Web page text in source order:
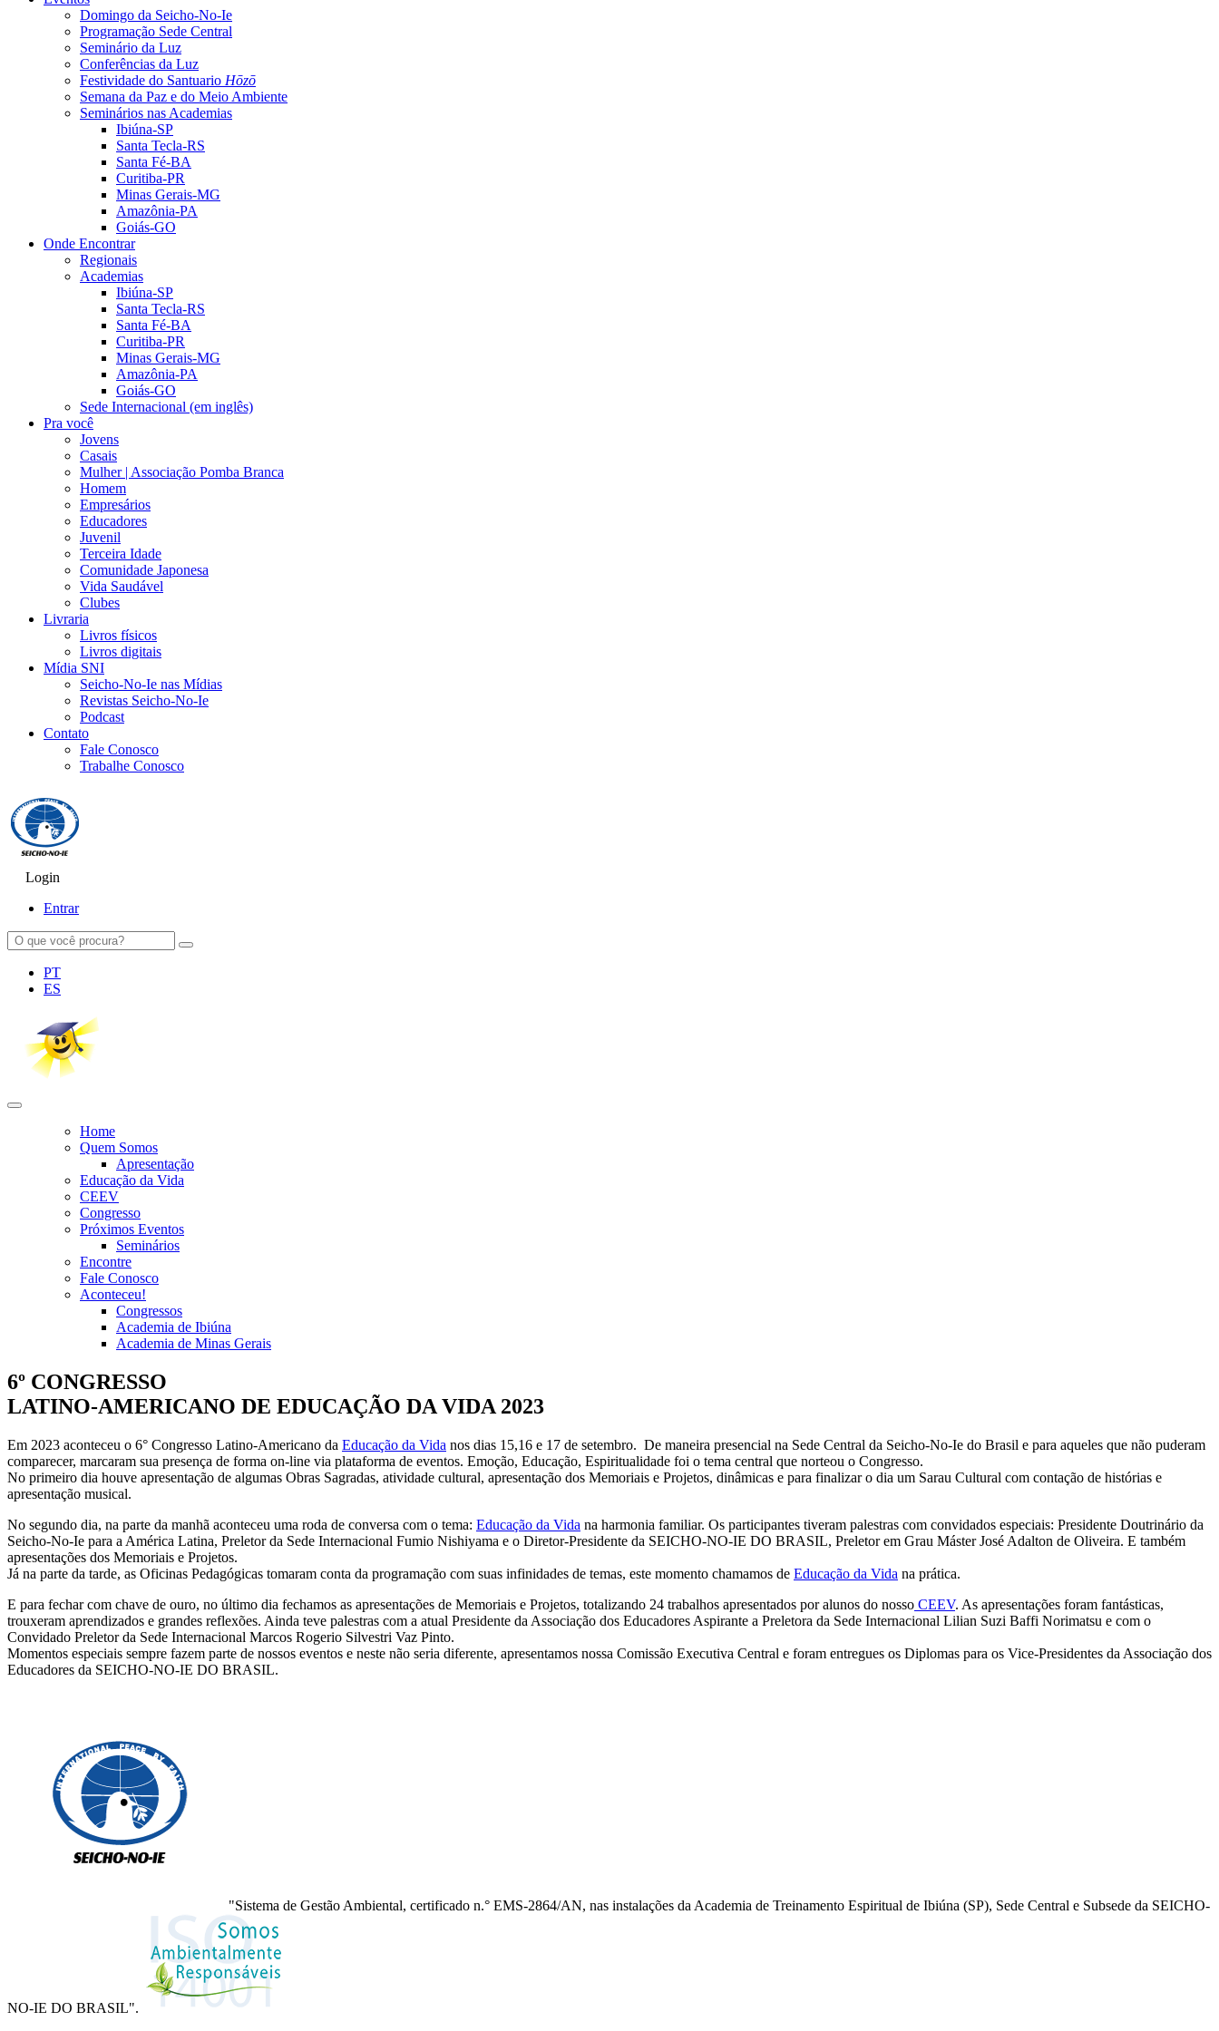
Domingo da Seicho-No-Ie
Programação Sede Central
Seminário da Luz
Conferências da Luz
Festividade do Santuario Hōzō
Semana da Paz e do Meio Ambiente
Seminários nas Academias
Ibiúna-SP
Santa Tecla-RS
Santa Fé-BA
Curitiba-PR
Minas Gerais-MG
Amazônia-PA
Goiás-GO
Onde Encontrar
Regionais
Academias
Ibiúna-SP
Santa Tecla-RS
Santa Fé-BA
Curitiba-PR
Minas Gerais-MG
Amazônia-PA
Goiás-GO
Sede Internacional (em inglês)
Pra você
Jovens
Casais
Mulher | Associação Pomba Branca
Homem
Empresários
Educadores
Juvenil
Terceira Idade
Comunidade Japonesa
Vida Saudável
Clubes
Livraria
Livros físicos
Livros digitais
Mídia SNI
Seicho-No-Ie nas Mídias
Revistas Seicho-No-Ie
Podcast
Contato
Fale Conosco
Trabalhe Conosco
Login
Entrar
PT
ES
Home
Quem Somos
Apresentação
Educação da Vida
CEEV
Congresso
Próximos Eventos
Seminários
Encontre
Fale Conosco
Aconteceu!
Congressos
Academia de Ibiúna
Academia de Minas Gerais
6º CONGRESSO
LATINO-AMERICANO DE EDUCAÇÃO DA VIDA 2023
Em 2023 aconteceu o 6° Congresso Latino-Americano da Educação da Vida nos dias 15,16 e 17 de setembro. De maneira presencial na Sede Central da Seicho-No-Ie do Brasil e para aqueles que não puderam
comparecer, marcaram sua presença de forma on-line via plataforma de eventos. Emoção, Educação, Espiritualidade foi o tema central que norteou o Congresso.
No primeiro dia houve apresentação de algumas Obras Sagradas, atividade cultural, apresentação dos Memoriais e Projetos, dinâmicas e para finalizar o dia um Sarau Cultural com contação de histórias e
apresentação musical.
No segundo dia, na parte da manhã aconteceu uma roda de conversa com o tema: Educação da Vida na harmonia familiar. Os participantes tiveram palestras com convidados especiais: Presidente Doutrinário da
Seicho-No-Ie para a América Latina, Preletor da Sede Internacional Fumio Nishiyama e o Diretor-Presidente da SEICHO-NO-IE DO BRASIL, Preletor em Grau Máster José Adalton de Oliveira. E também
apresentações dos Memoriais e Projetos.
Já na parte da tarde, as Oficinas Pedagógicas tomaram conta da programação com suas infinidades de temas, este momento chamamos de Educação da Vida na prática.
E para fechar com chave de ouro, no último dia fechamos as apresentações de Memoriais e Projetos, totalizando 24 trabalhos apresentados por alunos do nosso CEEV. As apresentações foram fantásticas,
trouxeram aprendizados e grandes reflexões. Ainda teve palestras com a atual Presidente da Associação dos Educadores Aspirante a Preletora da Sede Internacional Lilian Suzi Baffi Norimatsu e com o
Convidado Preletor da Sede Internacional Marcos Rogerio Silvestri Vaz Pinto.
Momentos especiais sempre fazem parte de nossos eventos e neste não seria diferente, apresentamos nossa Comissão Executiva Central e foram entregues os Diplomas para os Vice-Presidentes da Associação dos
Educadores da SEICHO-NO-IE DO BRASIL.
"Sistema de Gestão Ambiental, certificado n.° EMS-2864/AN, nas instalações da Academia de Treinamento Espiritual de Ibiúna (SP), Sede Central e Subsede da SEICHO-
NO-IE DO BRASIL".